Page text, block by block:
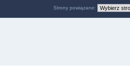
Strony powiązane: